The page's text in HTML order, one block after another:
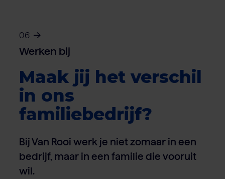
06
Werken bij
Maak jij het verschil
in ons
familiebedrijf?
Bij Van Rooi werk je niet zomaar in een
bedrijf, maar in een familie die vooruit
wil.